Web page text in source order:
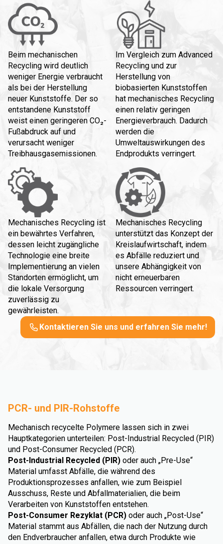
Beim mechanischen
Recycling wird deutlich
weniger Energie verbraucht
als bei der Herstellung
neuer Kunststoffe. Der so
entstandene Kunststoff
weist einen geringeren CO₂-
Fußabdruck auf und
verursacht weniger
Treibhausgasemissionen.
Im Vergleich zum Advanced
Recycling und zur
Herstellung von
biobasierten Kunststoffen
hat mechanisches Recycling
einen relativ geringen
Energieverbrauch. Dadurch
werden die
Umweltauswirkungen des
Endprodukts verringert.
Mechanisches Recycling ist
ein bewährtes Verfahren,
dessen leicht zugängliche
Technologie eine breite
Implementierung an vielen
Standorten ermöglicht, um
die lokale Versorgung
zuverlässig zu
gewährleisten.
Mechanisches Recycling
unterstützt das Konzept der
Kreislaufwirtschaft, indem
es Abfälle reduziert und
unsere Abhängigkeit von
nicht erneuerbaren
Ressourcen verringert.
Kontaktieren Sie uns und erfahren Sie mehr!
PCR- und PIR-Rohstoffe
Mechanisch recycelte Polymere lassen sich in zwei
Hauptkategorien unterteilen: Post-Industrial Recycled (PIR)
und Post-Consumer Recycled (PCR).
Post-Industrial Recycled (PIR) oder auch „Pre-Use“
Material umfasst Abfälle, die während des
Produktionsprozesses anfallen, wie zum Beispiel
Ausschuss, Reste und Abfallmaterialien, die beim
Verarbeiten von Kunststoffen entstehen.
Post-Consumer Rezyklat (PCR) oder auch „Post-Use“
Material stammt aus Abfällen, die nach der Nutzung durch
den Endverbraucher anfallen, etwa durch Produkte wie